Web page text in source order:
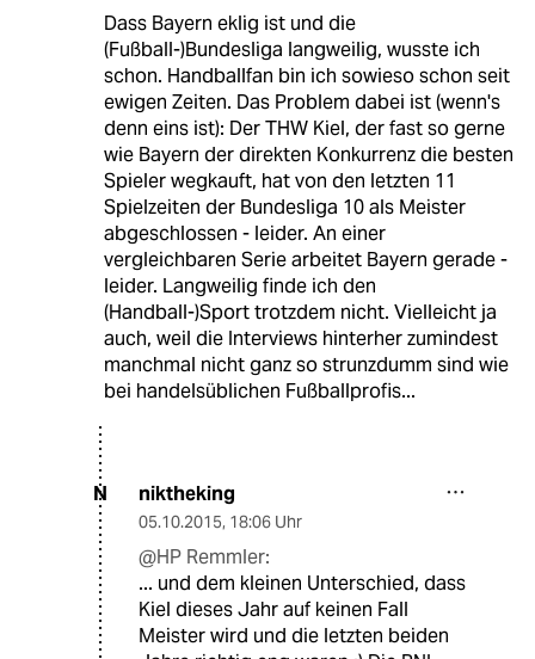
Dass Bayern eklig ist und die
(Fußball-)Bundesliga langweilig, wusste ich
schon. Handballfan bin ich sowieso schon seit
ewigen Zeiten. Das Problem dabei ist (wenn's
denn eins ist): Der THW Kiel, der fast so gerne
wie Bayern der direkten Konkurrenz die besten
Spieler wegkauft, hat von den letzten 11
Spielzeiten der Bundesliga 10 als Meister
abgeschlossen - leider. An einer
vergleichbaren Serie arbeitet Bayern gerade -
leider. Langweilig finde ich den
(Handball-)Sport trotzdem nicht. Vielleicht ja
auch, weil die Interviews hinterher zumindest
manchmal nicht ganz so strunzdumm sind wie
bei handelsüblichen Fußballprofis...
N niktheking
05.10.2015, 18:06 Uhr
@HP Remmler:
... und dem kleinen Unterschied, dass
Kiel dieses Jahr auf keinen Fall
Meister wird und die letzten beiden